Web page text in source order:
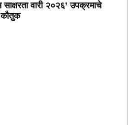
वारी २०२६’ उपक्रमाचे
कौतुक